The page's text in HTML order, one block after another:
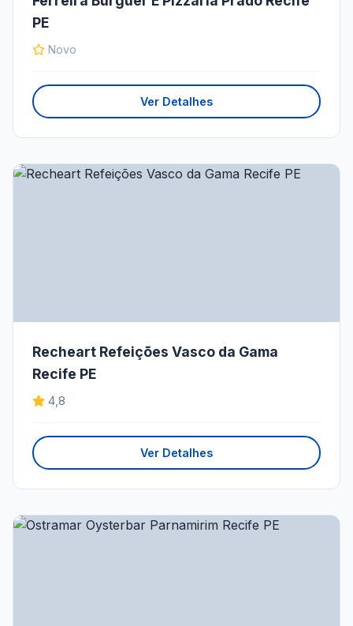
PE
Novo
Ver Detalhes
Recheart Refeições Vasco da Gama
Recife PE
4,8
Ver Detalhes